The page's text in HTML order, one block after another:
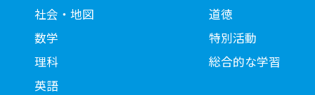
社会・地図
数学
理科
英語
道徳
特別活動
総合的な学習